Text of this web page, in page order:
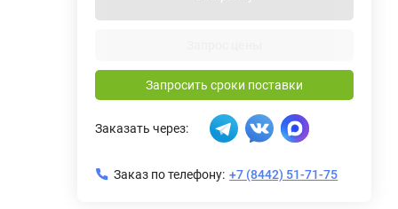
Запросить сроки поставки
Заказать через:
Заказ по телефону: +7 (8442) 51-71-75